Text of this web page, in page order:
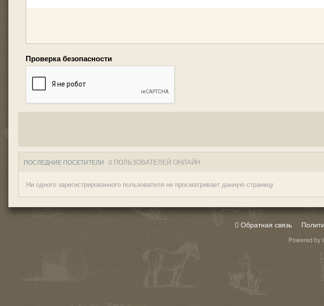
Проверка безопасности
ПОСЛЕДНИЕ ПОСЕТИТЕЛИ 0 ПОЛЬЗОВАТЕЛЕЙ ОНЛАЙН
Ни одного зарегистрированного пользователя не просматривает данную страницу
Обратная связь
Powered by